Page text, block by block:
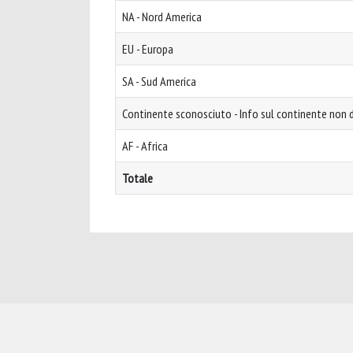
NA - Nord America
EU - Europa
SA - Sud America
Continente sconosciuto - Info sul continente non
AF - Africa
Totale